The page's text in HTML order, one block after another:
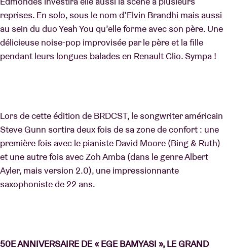
reprises. En solo, sous le nom d’Elvin Brandhi mais aussi
au sein du duo Yeah You qu’elle forme avec son père. Une
délicieuse noise-pop improvisée par le père et la fille
pendant leurs longues balades en Renault Clio. Sympa !
Lors de cette édition de BRDCST, le songwriter américain
Steve Gunn sortira deux fois de sa zone de confort : une
première fois avec le pianiste David Moore (Bing & Ruth)
et une autre fois avec Zoh Amba (dans le genre Albert
Ayler, mais version 2.0), une impressionnante
saxophoniste de 22 ans.
50E ANNIVERSAIRE DE « EGE BAMYASI », LE GRAND